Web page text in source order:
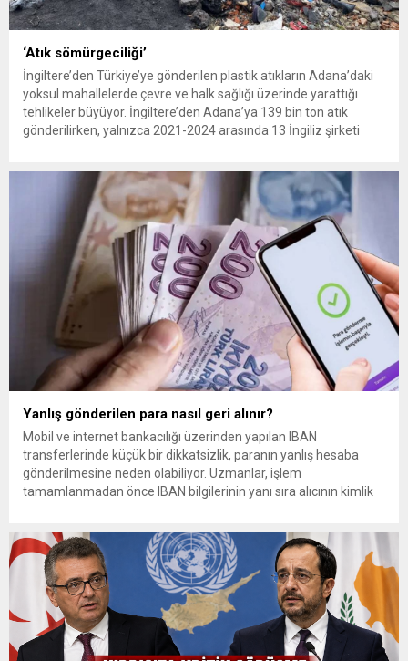
‘Atık sömürgeciliği’
İngiltere’den Türkiye’ye gönderilen plastik atıkların Adana’daki
yoksul mahallelerde çevre ve halk sağlığı üzerinde yarattığı
tehlikeler büyüyor. İngiltere’den Adana’ya 139 bin ton atık
gönderilirken, yalnızca 2021-2024 arasında 13 İngiliz şirketi
edilirken çiftçiler hava, su...
Yanlış gönderilen para nasıl geri alınır?
Mobil ve internet bankacılığı üzerinden yapılan IBAN
transferlerinde küçük bir dikkatsizlik, paranın yanlış hesaba
gönderilmesine neden olabiliyor. Uzmanlar, işlem
tamamlanmadan önce IBAN bilgilerinin yanı sıra alıcının kimlik
transferlerinde, özellikle IBAN’ın yanlış yazılması veya alıcı
bilgilerinin kontrol...